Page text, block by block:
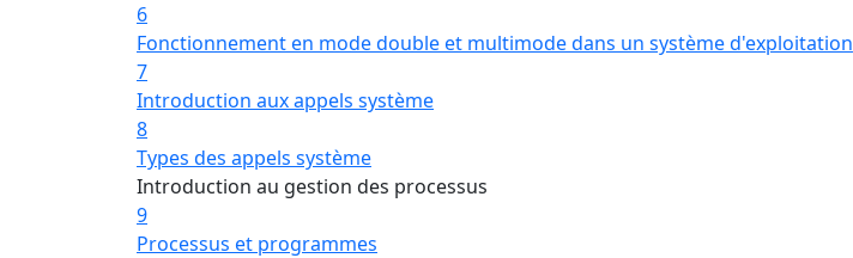
6
Fonctionnement en mode double et multimode dans un système d'exploitation
7
Introduction aux appels système
8
Types des appels système
Introduction au gestion des processus
9
Processus et programmes